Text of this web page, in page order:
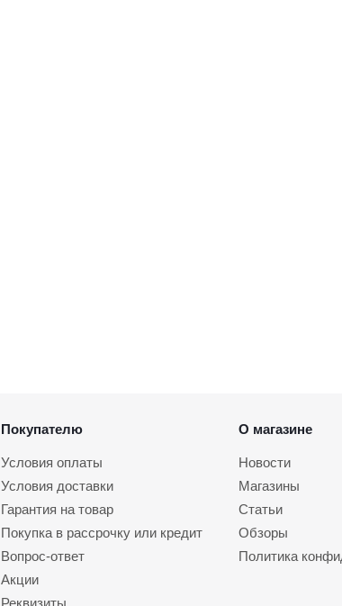
Покупателю
Условия оплаты
Условия доставки
Гарантия на товар
Покупка в рассрочку или кредит
Вопрос-ответ
Акции
Реквизиты
О магазине
Новости
Магазины
Статьи
Обзоры
Политика